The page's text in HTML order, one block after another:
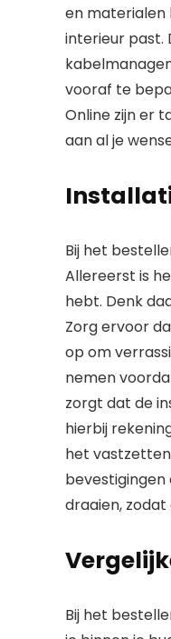
en materialen
interieur past.
vooraf te
Online zijn er
aan al je
Bij het
Allereerst is
hebt. Denk
Zorg ervoor
op om
nemen
zorgt dat de
hierbij
het
draaien,
Bij het